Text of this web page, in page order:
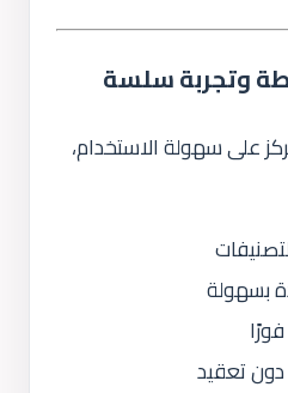
وتجربة سلسة
على سهولة الاستخدام،
بسهولة
تعقيد